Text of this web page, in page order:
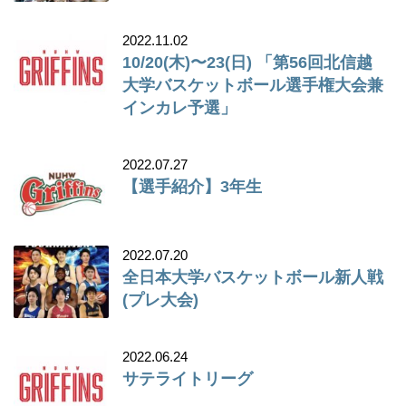
2022.11.02
10/20(木)〜23(日) 「第56回北信越
大学バスケットボール選手権大会兼
インカレ予選」
2022.07.27
【選手紹介】3年生
2022.07.20
全日本大学バスケットボール新人戦
(プレ大会)
2022.06.24
サテライトリーグ